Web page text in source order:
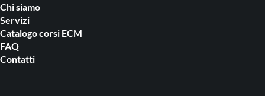
Chi siamo
Servizi
Catalogo corsi ECM
FAQ
Contatti